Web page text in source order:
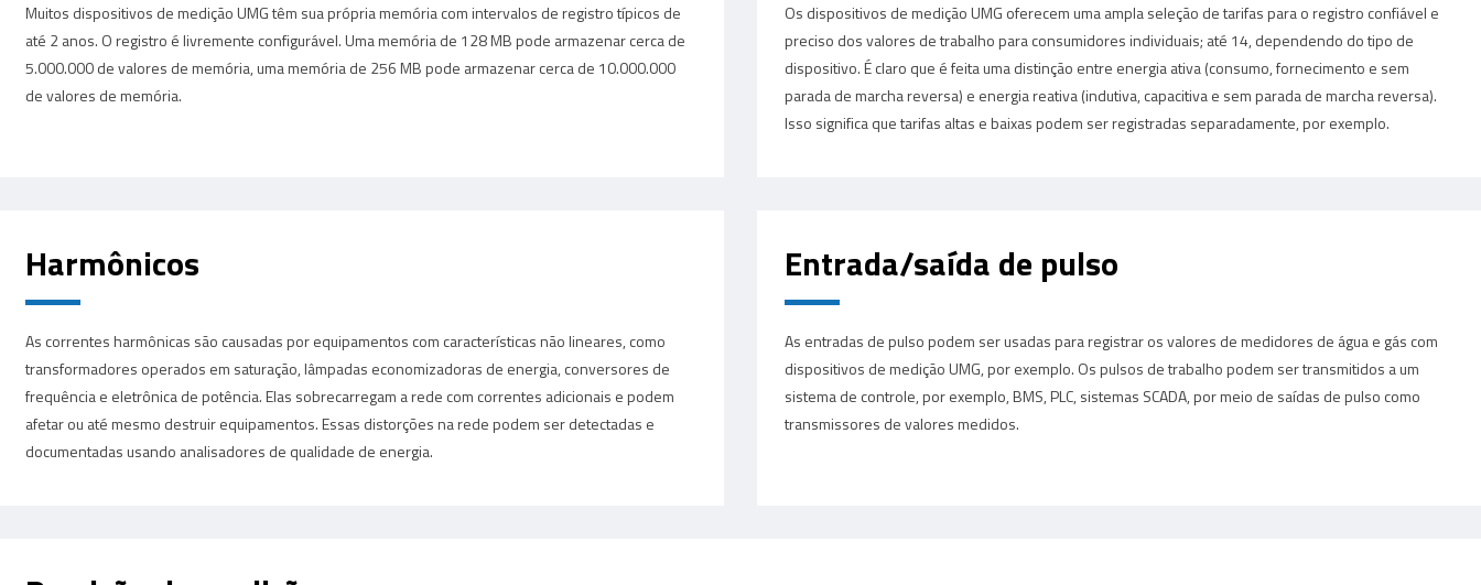
Muitos dispositivos de medição UMG têm sua própria memória com intervalos de registro típicos de
até 2 anos. O registro é livremente configurável. Uma memória de 128 MB pode armazenar cerca de
5.000.000 de valores de memória, uma memória de 256 MB pode armazenar cerca de 10.000.000
de valores de memória.
Os dispositivos de medição UMG oferecem uma ampla seleção de tarifas para o registro confiável e
preciso dos valores de trabalho para consumidores individuais; até 14, dependendo do tipo de
dispositivo. É claro que é feita uma distinção entre energia ativa (consumo, fornecimento e sem
parada de marcha reversa) e energia reativa (indutiva, capacitiva e sem parada de marcha reversa).
Isso significa que tarifas altas e baixas podem ser registradas separadamente, por exemplo.
Harmônicos
As correntes harmônicas são causadas por equipamentos com características não lineares, como
transformadores operados em saturação, lâmpadas economizadoras de energia, conversores de
frequência e eletrônica de potência. Elas sobrecarregam a rede com correntes adicionais e podem
afetar ou até mesmo destruir equipamentos. Essas distorções na rede podem ser detectadas e
documentadas usando analisadores de qualidade de energia.
Entrada/saída de pulso
As entradas de pulso podem ser usadas para registrar os valores de medidores de água e gás com
dispositivos de medição UMG, por exemplo. Os pulsos de trabalho podem ser transmitidos a um
sistema de controle, por exemplo, BMS, PLC, sistemas SCADA, por meio de saídas de pulso como
transmissores de valores medidos.